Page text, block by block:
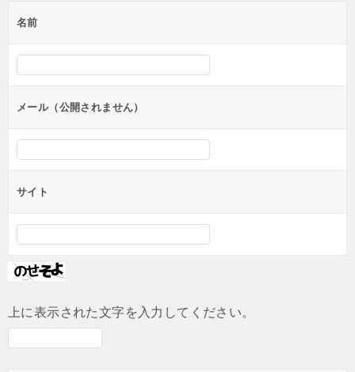
名前
メール（公開されません）
サイト
上に表示された文字を入力してください。